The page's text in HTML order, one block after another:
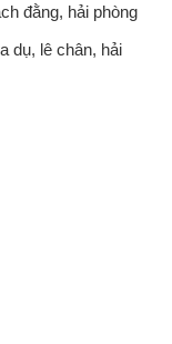
đằng, hải phòng
dụ, lê chân, hải